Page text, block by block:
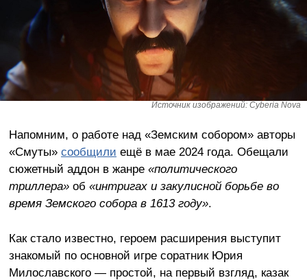
Источник изображений: Cyberia Nova
Напомним, о работе над «Земским собором» авторы
«Смуты» сообщили ещё в мае 2024 года. Обещали
сюжетный аддон в жанре «политического
триллера»об «интригах и закулисной борьбе во
время Земского собора в 1613 году».
Как стало известно, героем расширения выступит
знакомый по основной игре соратник Юрия
Милославского — простой, на первый взгляд, казак